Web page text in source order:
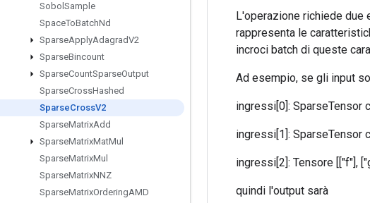
Sobol Sample
SpaceToBatchNd
SparseApplyAdagradV2
SparseBincount
SparseCountSparseOutput
SparseCrossHashed
SparseCrossV2
SparseMatrixAdd
SparseMatrixMatMul
SparseMatrixMul
SparseMatrixNNZ
SparseMatrixOrderingAMD
L'operazione richiede due
rappresenta le
incroci batch di queste
Ad esempio, se gli input
ingressi[0]: SparseTensor
ingressi[1]: SparseTensor
ingressi[2]: Tensore [["f"],
quindi l'output sarà